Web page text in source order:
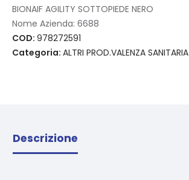
BIONAIF AGILITY SOTTOPIEDE NERO
Nome Azienda: 6688
COD: 978272591
Categoria: ALTRI PROD.VALENZA SANITARIA
Descrizione